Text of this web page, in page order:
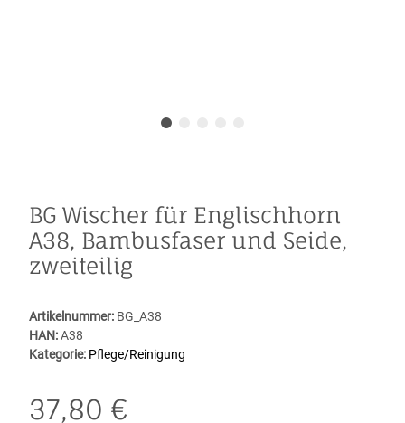
BG Wischer für Englischhorn
A38, Bambusfaser und Seide,
zweiteilig
Artikelnummer: BG_A38
HAN:A38
Kategorie: Pflege/Reinigung
37,80 €